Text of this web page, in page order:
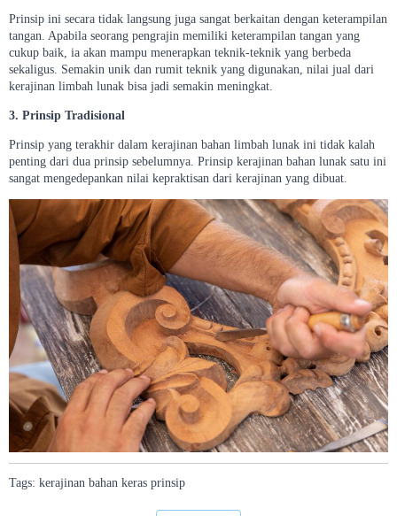
Prinsip ini secara tidak langsung juga sangat berkaitan dengan keterampilan
tangan. Apabila seorang pengrajin memiliki keterampilan tangan yang
cukup baik, ia akan mampu menerapkan teknik-teknik yang berbeda
sekaligus. Semakin unik dan rumit teknik yang digunakan, nilai jual dari
kerajinan limbah lunak bisa jadi semakin meningkat.
3. Prinsip Tradisional
Prinsip yang terakhir dalam kerajinan bahan limbah lunak ini tidak kalah
penting dari dua prinsip sebelumnya. Prinsip kerajinan bahan lunak satu ini
sangat mengedepankan nilai kepraktisan dari kerajinan yang dibuat.
Tags: kerajinan bahan keras prinsip